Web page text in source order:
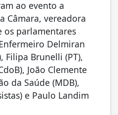
ao evento a
Câmara, vereadora
os parlamentares
Delmiran
Filipa Brunelli (PT),
João Clemente
da Saúde (MDB),
e Paulo Landim